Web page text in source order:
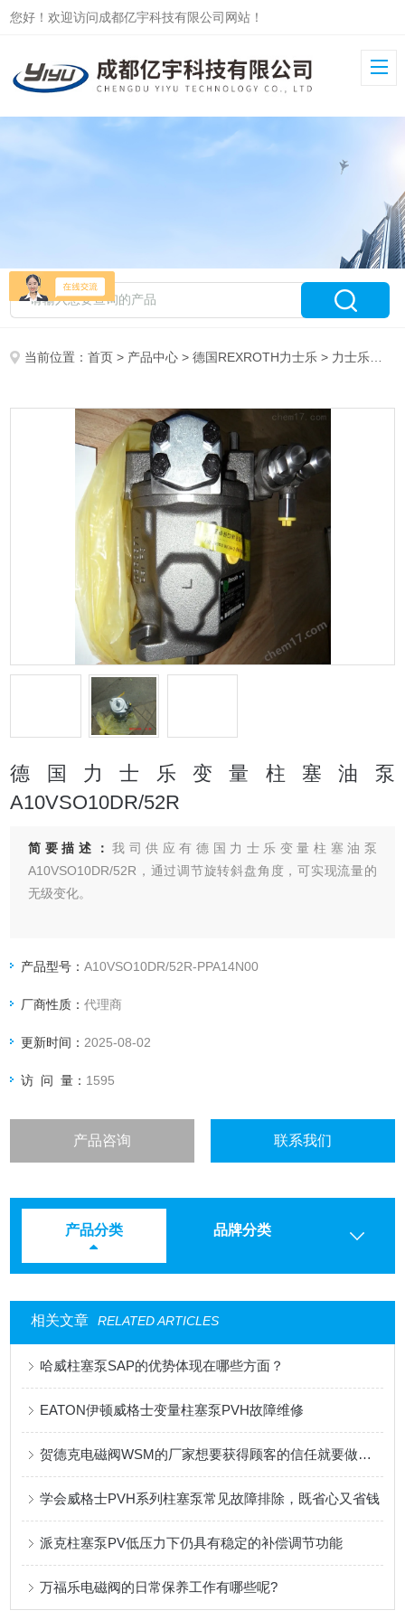
您好！欢迎访问成都亿宇科技有限公司网站！
当前位置：首页 > 产品中心 >德国REXROTH力士乐 > 力士乐变量柱塞泵
德国力士乐变量柱塞油泵
A10VSO10DR/52R
简要描述：我司供应有德国力士乐变量柱塞油泵
A10VSO10DR/52R，通过调节旋转斜盘角度，可实现流量的
无级变化。
产品型号：A10VSO10DR/52R-PPA14N00
厂商性质：代理商
更新时间： 2025-08-02
访 问 量： 1595
产品咨询 联系我们
产品分类 品牌分类
相关文章 RELATED ARTICLES
哈威柱塞泵SAP的优势体现在哪些方面？
EATON伊顿威格士变量柱塞泵PVH故障维修
贺德克电磁阀WSM的厂家想要获得顾客的信任就要做到这三点
学会威格士PVH系列柱塞泵常见故障排除，既省心又省钱
派克柱塞泵PV低压力下仍具有稳定的补偿调节功能
万福乐电磁阀的日常保养工作有哪些呢?